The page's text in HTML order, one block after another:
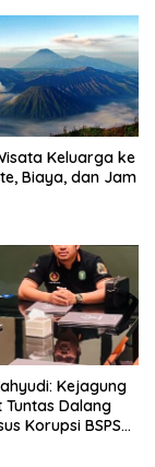
Keluarga ke
Biaya, dan Jam
Kejagung
Tuntas Dalang
Korupsi BSPS